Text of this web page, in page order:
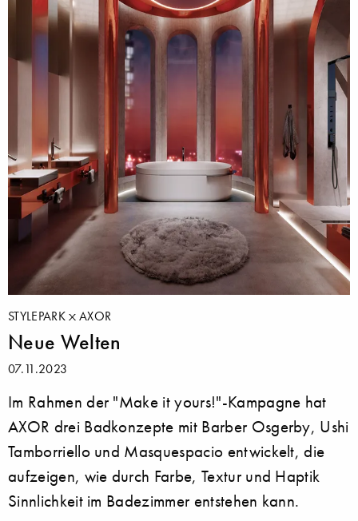
STYLEPARK AXOR
Neue Welten
07.11.2023
Im Rahmen der "Make it yours!"-Kampagne hat
AXOR drei Badkonzepte mit Barber Osgerby, Ushi
Tamborriello und Masquespacio entwickelt, die
aufzeigen, wie durch Farbe, Textur und Haptik
Sinnlichkeit im Badezimmer entstehen kann.